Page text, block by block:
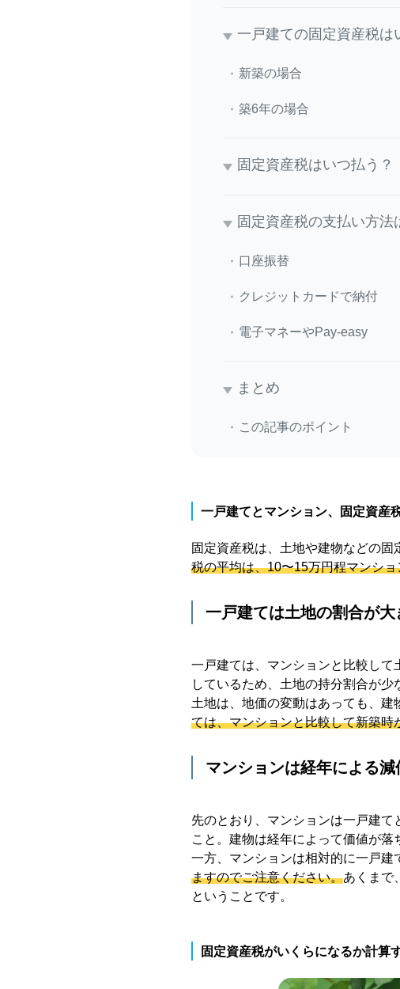
一戸建ての固定資産税は
新築の場合
築6年の場合
固定資産税はいつ払う？
固定資産税の支払い方法
口座振替
クレジットカードで納付
電子マネーやPay-easy
まとめ
この記事のポイント
一戸建てとマンション、固定資産
固定資産税は、土地や建物などの固
税の平均は、10〜15万円程マンシ
一戸建ては土地の割合が大
一戸建ては、マンションと比較し
しているため、土地の持分割合が少
土地は、地価の変動はあっても、建
ては、マンションと比較して新築
マンションは経年による
先のとおり、マンションは一戸建
こと。建物は経年によって価値が落
一方、マンションは相対的に一戸建
ますのでご注意ください。あくまで
ということです。
固定資産税がいくらになるか計算